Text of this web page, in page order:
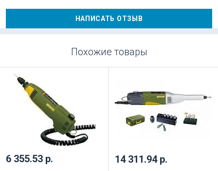
НАПИСАТЬ ОТЗЫВ
Похожие товары
6 355.53 р. 14 311.94 р.